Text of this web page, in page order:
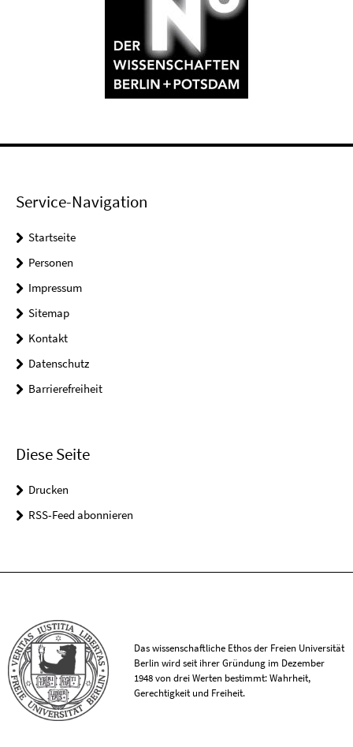
Service-Navigation
Startseite
Personen
Impressum
Sitemap
Kontakt
Datenschutz
Barrierefreiheit
Diese Seite
Drucken
RSS-Feed abonnieren
Das wissenschaftliche Ethos der Freien Universität
Berlin wird seit ihrer Gründung im Dezember
1948 von drei Werten bestimmt: Wahrheit,
Gerechtigkeit und Freiheit.